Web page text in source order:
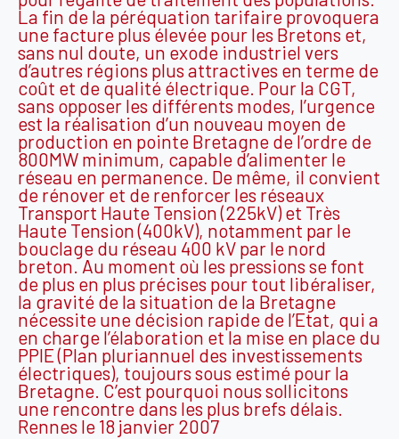
La fin de la péréquation tarifaire provoquera
une facture plus élevée pour les Bretons et,
sans nul doute, un exode industriel vers
d’autres régions plus attractives en terme de
coût et de qualité électrique. Pour la CGT,
sans opposer les différents modes, l’urgence
est la réalisation d’un nouveau moyen de
production en pointe Bretagne de l’ordre de
800MW minimum, capable d’alimenter le
réseau en permanence. De même, il convient
de rénover et de renforcer les réseaux
Transport Haute Tension (225kV) et Très
Haute Tension (400kV), notamment par le
bouclage du réseau 400 kV par le nord
breton. Au moment où les pressions se font
de plus en plus précises pour tout libéraliser,
la gravité de la situation de la Bretagne
nécessite une décision rapide de l’Etat, qui a
en charge l’élaboration et la mise en place du
PPIE (Plan pluriannuel des investissements
électriques), toujours sous estimé pour la
Bretagne. C’est pourquoi nous sollicitons
une rencontre dans les plus brefs délais.
Rennes le 18 janvier 2007